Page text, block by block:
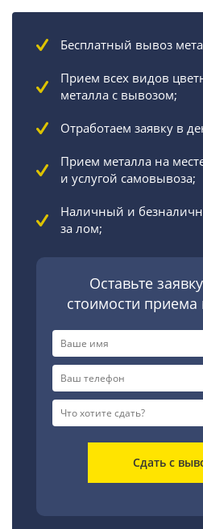
Бесплатный вывоз
Прием всех видов
металла с вывозом;
Отработаем заявку в
Прием металла на
и услугой самовывоза;
Наличный и
за лом;
Оставьте
стоимости
Сдать с